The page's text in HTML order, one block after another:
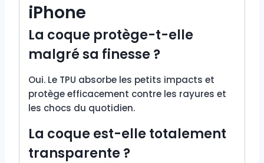
iPhone
La coque protège-t-elle
malgré sa finesse ?
Oui. Le TPU absorbe les petits impacts et
protège efficacement contre les rayures et
les chocs du quotidien.
La coque est-elle totalement
transparente ?